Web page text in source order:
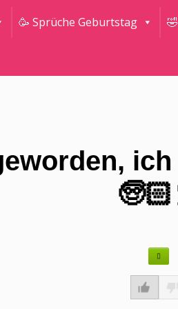
🥳 Sprüche Geburtstag